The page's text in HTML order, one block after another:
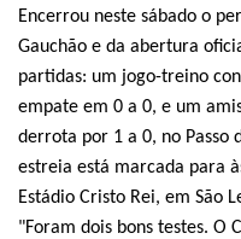
Encerrou neste sábado o
Gauchão e da abertura
partidas: um jogo-treino
empate em 0 a 0, e um
derrota por 1 a 0, no Passo
estreia está marcada para
Estádio Cristo Rei, em São
"Foram dois bons testes. O